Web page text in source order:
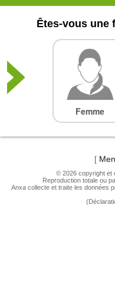
Êtes-vous une
Femme
[
© 2026 copyright et
Reproduction totale ou
Anxa collecte et traite les données